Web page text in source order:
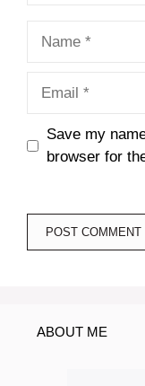
Save my
browser for
ABOUT ME